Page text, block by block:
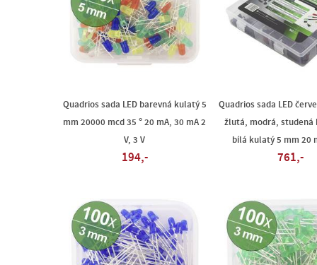
Quadrios sada LED barevná kulatý 5
mm 20000 mcd 35 ° 20 mA, 30 mA 2
V, 3 V
194,-
Quadrios sada LED
žlutá, modrá, studená
bílá kulatý 5 mm 20
761,-